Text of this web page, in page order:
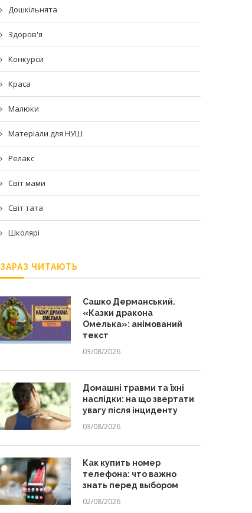
Дошкільнята
Здоров'я
Конкурси
Краса
Малюки
Матеріали для НУШ
Релакс
Світ мами
Світ тата
Школярі
ЗАРАЗ ЧИТАЮТЬ
Сашко Дерманський.
«Казки дракона
Омелька»: анімований
текст
03/08/2026
Домашні травми та їхні
наслідки: на що звертати
увагу після інциденту
03/08/2026
Как купить номер
телефона: что важно
знать перед выбором
02/08/2026